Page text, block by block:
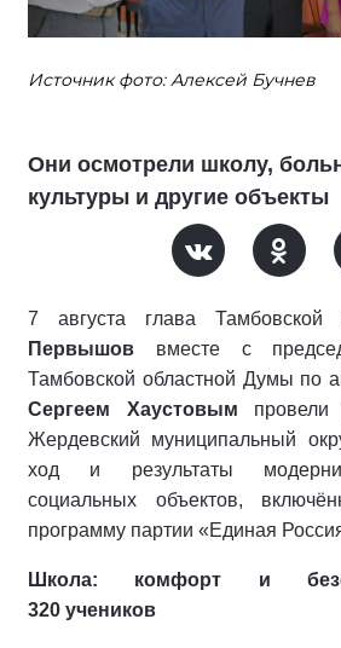
Источник фото: Алексей Бучнев
Они осмотрели школу,
культуры и другие объекты
7 августа глава Тамбовской
Первышов вместе с
Тамбовской областной Думы по
Сергеем Хаустовым
Жердевский муниципальный
ход и результаты
социальных объектов,
программу партии «Единая
Школа: комфорт и
320 учеников